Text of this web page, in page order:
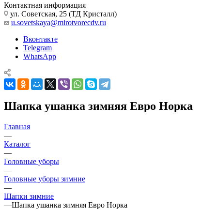
Контактная информация
ул. Советская, 25 (ТД Кристалл)
u.sovetskaya@mirotvorecdv.ru
Вконтакте
Telegram
WhatsApp
Шапка ушанка зимняя Евро Норка
Главная
—
Каталог
—
Головные уборы
—
Головные уборы зимние
—
Шапки зимние
—Шапка ушанка зимняя Евро Норка